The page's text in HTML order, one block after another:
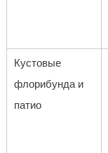
Кустовые
флорибунда и
патио